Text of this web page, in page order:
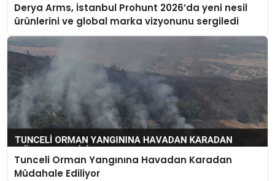
Derya Arms, İstanbul Prohunt 2026’da yeni nesil
ürünlerini ve global marka vizyonunu sergiledi
Tunceli Orman Yangınına Havadan Karadan
Müdahale Ediliyor